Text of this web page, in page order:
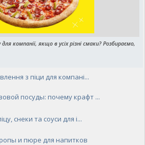
компанії, якщо в усіх різні смаки? Розбираємо,
з піци для компані...
посуды: почему крафт ...
снеки та соуси для і...
и пюре для напитков